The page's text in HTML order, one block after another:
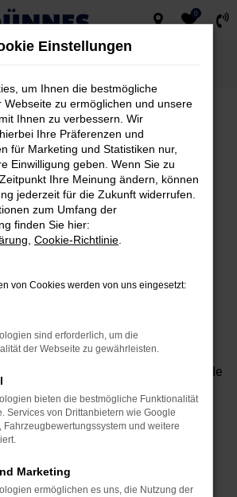
0
kaufen
FÜR WEIDEN –
QUALITÄT UND
Weiden ist ganz sicher die beste
geht. Man braucht nur ein
oder einen Test aufzuschlagen,
Modellgenerationen zu
zeichnen sich durch überragende
Details aus. Vor allem aber
das formschön und hoch
in Weiden und Umgebung werden
Erlebnis. Der Pluspunkt, den
liefert, liegt in der Individualität
Einstellungen
um Ihnen die bestmögliche
Webseite zu ermöglichen und unsere
Ihnen zu verbessern. Wir
Ihre Präferenzen und
für Marketing und Statistiken nur,
Einwilligung geben. Wenn Sie zu
Ihre Meinung ändern, können
jederzeit für die Zukunft widerrufen.
zum Umfang der
finden Sie hier:
Cookie-Richtlinie
von Cookies werden von uns eingesetzt:
sind erforderlich, um die
der Webseite zu gewährleisten.
bieten die bestmögliche Funktionalität
Services von Drittanbietern wie Google
Fahrzeugbewertungssystem und weitere
Marketing
ermöglichen es uns, die Nutzung der